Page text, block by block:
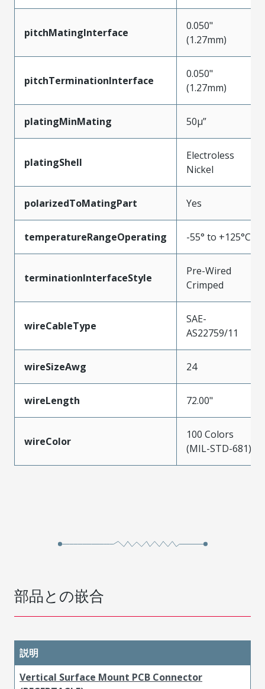
pitchMatingInterface
0.050"
(1.27mm)
pitchTerminationInterface
0.050"
(1.27mm)
platingMinMating 50µ”
platingShell
Electroless
Nickel
polarizedToMatingPart Yes
temperatureRangeOperating -55° to +125°C
terminationInterfaceStyle
Pre-Wired
Crimped
wireCableType
SAE-
AS22759/11
wireSizeAwg 24
wireLength 72.00"
wireColor
100 Colors
(MIL-STD-681)
部品との嵌合
説明
Vertical Surface Mount PCB Connector